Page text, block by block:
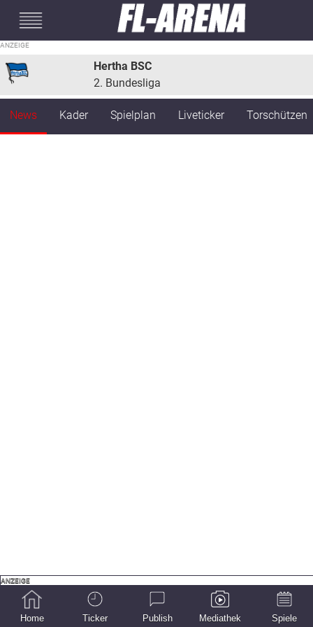
Hertha BSC
2. Bundesliga
News Kader Spielplan Liveticker Torschützen
Home Ticker Publish Mediathek Spiele